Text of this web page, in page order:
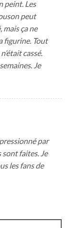
peint. Les
peut
mais ça ne
figurine. Tout
cassé.
Je
par
faites. Je
les fans de